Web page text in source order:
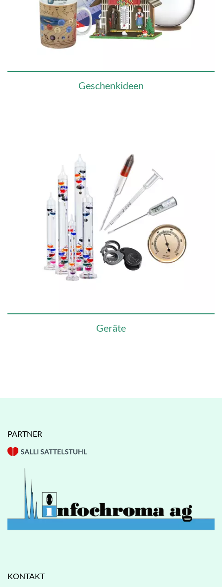
Geschenkideen
Geräte
PARTNER
KONTAKT